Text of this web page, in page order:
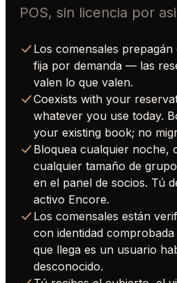
POS, sin licencia por
Los comensales
fija por demanda — las
valen lo que valen.
Coexists with your
whatever you use today.
your existing book; no
Bloquea cualquier noche,
cualquier tamaño de
en el panel de socios. Tú
activo Encore.
Los comensales están
con identidad
que llega es un usuario
desconocido.